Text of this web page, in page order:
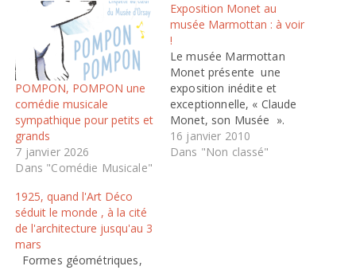
POMPON, POMPON une
comédie musicale
sympathique pour petits et
grands
7 janvier 2026
Dans "Comédie Musicale"
Exposition Monet au
musée Marmottan : à voir
!
Le musée Marmottan
Monet présente une
exposition inédite et
exceptionnelle, « Claude
Monet, son Musée ».
Pour la première fois, le
musée présente
16 janvier 2010
Dans "Non classé"
1925, quand l'Art Déco
séduit le monde , à la cité
de l'architecture jusqu'au 3
mars
Formes géométriques,